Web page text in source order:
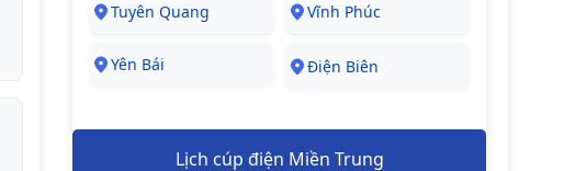
Tuyên Quang Vĩnh Phúc
Yên Bái Điện Biên
Lịch cúp điện Miền Trung